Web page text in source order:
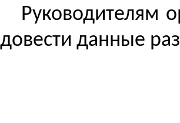
Руководителям
довести данные